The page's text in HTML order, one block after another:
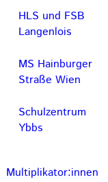
HLS und FSB
Langenlois
MS Hainburger
Straße Wien
Schulzentrum
Ybbs
Multiplikator:innen